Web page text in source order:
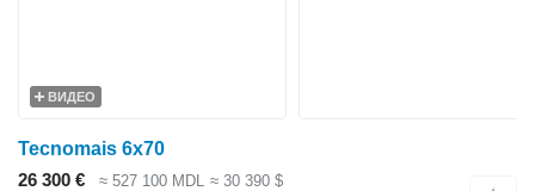
ВИДЕО
Tecnomais 6x70
26 300 €
≈ 527 100 MDL ≈ 30 390 $